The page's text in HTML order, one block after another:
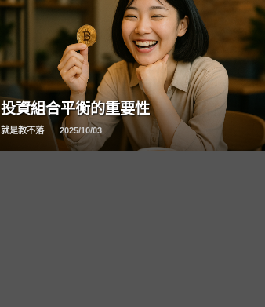
投資組合平衡的重要性
就是教不落 2025/10/03
READ
MORE